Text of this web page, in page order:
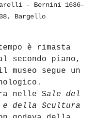
- Bernini 1636-
Bargello
è rimasta
secondo piano,
museo segue un
nelle Sale del
e della Scultura